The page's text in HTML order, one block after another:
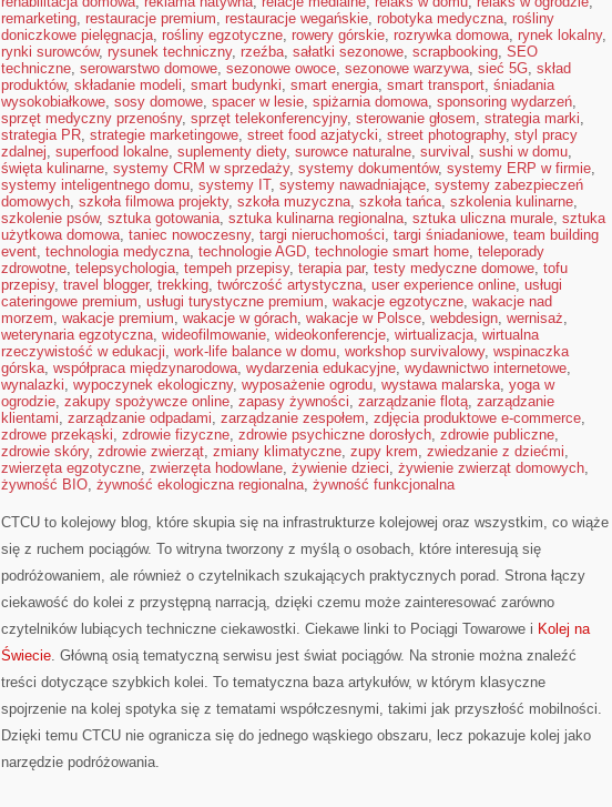
remarketing, restauracje premium, restauracje wegańskie, robotyka medyczna, rośliny
doniczkowe pielęgnacja, rośliny egzotyczne, rowery górskie, rozrywka domowa, rynek lokalny,
rynki surowców, rysunek techniczny, rzeźba, sałatki sezonowe, scrapbooking, SEO
techniczne, serowarstwo domowe, sezonowe owoce, sezonowe warzywa, sieć 5G, skład
produktów, składanie modeli, smart budynki, smart energia, smart transport, śniadania
wysokobiałkowe, sosy domowe, spacer w lesie, spiżarnia domowa, sponsoring wydarzeń,
sprzęt medyczny przenośny, sprzęt telekonferencyjny, sterowanie głosem, strategia marki,
strategia PR, strategie marketingowe, street food azjatycki, street photography, styl pracy
zdalnej, superfood lokalne, suplementy diety, surowce naturalne, survival , sushi w domu,
święta kulinarne, systemy CRM w sprzedaży, systemy dokumentów, systemy ERP w firmie,
systemy inteligentnego domu, systemy IT, systemy nawadniające, systemy zabezpieczeń
domowych, szkoła filmowa projekty, szkoła muzyczna, szkoła tańca, szkolenia kulinarne,
szkolenie psów, sztuka gotowania, sztuka kulinarna regionalna, sztuka uliczna murale, sztuka
użytkowa domowa, taniec nowoczesny, targi nieruchomości, targi śniadaniowe, team building
event, technologia medyczna, technologie AGD, technologie smart home, teleporady
zdrowotne, telepsychologia, tempeh przepisy, terapia par, testy medyczne domowe, tofu
przepisy, travel blogger, trekking, twórczość artystyczna, user experience online, usługi
cateringowe premium, usługi turystyczne premium, wakacje egzotyczne, wakacje nad
morzem, wakacje premium, wakacje w górach, wakacje w Polsce, webdesign, wernisaż,
weterynaria egzotyczna, wideofilmowanie, wideokonferencje, wirtualizacja, wirtualna
rzeczywistość w edukacji, work-life balance w domu, workshop survivalowy, wspinaczka
górska, współpraca międzynarodowa, wydarzenia edukacyjne, wydawnictwo internetowe,
wynalazki, wypoczynek ekologiczny, wyposażenie ogrodu, wystawa malarska, yoga w
ogrodzie, zakupy spożywcze online, zapasy żywności, zarządzanie flotą, zarządzanie
klientami, zarządzanie odpadami, zarządzanie zespołem, zdjęcia produktowe e-commerce,
zdrowe przekąski, zdrowie fizyczne, zdrowie psychiczne dorosłych, zdrowie publiczne,
zdrowie skóry, zdrowie zwierząt, zmiany klimatyczne, zupy krem, zwiedzanie z dziećmi,
zwierzęta egzotyczne, zwierzęta hodowlane, żywienie dzieci, żywienie zwierząt domowych,
żywność BIO, żywność ekologiczna regionalna, żywność funkcjonalna
CTCU to kolejowy blog, które skupia się na infrastrukturze kolejowej oraz wszystkim, co wiąże
się z ruchem pociągów. To witryna tworzony z myślą o osobach, które interesują się
podróżowaniem, ale również o czytelnikach szukających praktycznych porad. Strona łączy
ciekawość do kolei z przystępną narracją, dzięki czemu może zainteresować zarówno
czytelników lubiących techniczne ciekawostki. Ciekawe linki to Pociągi Towarowe i Kolej na
Świecie. Główną osią tematyczną serwisu jest świat pociągów. Na stronie można znaleźć
treści dotyczące szybkich kolei. To tematyczna baza artykułów, w którym klasyczne
spojrzenie na kolej spotyka się z tematami współczesnymi, takimi jak przyszłość mobilności.
Dzięki temu CTCU nie ogranicza się do jednego wąskiego obszaru, lecz pokazuje kolej jako
narzędzie podróżowania.